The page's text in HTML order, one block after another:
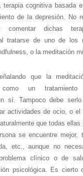
cognitiva basada
de la depresión. No
comentar dichas
tratarse de uno de los
o la meditación
que la
como un
sí. Tampoco debe
actividades de ocio, o el
que todas ellas
se encuentre mejor,
etc., aunque no
clínico o de
psicológica. Es cierto